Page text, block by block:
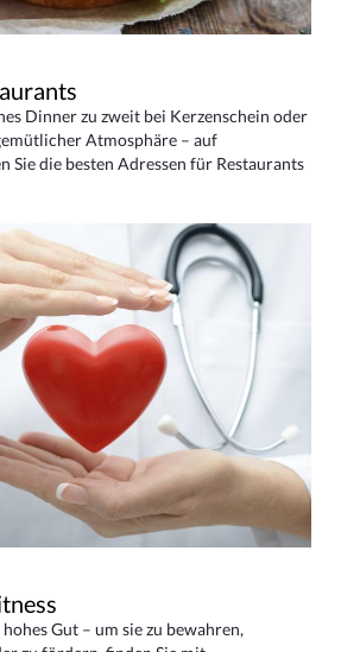
Dinner zu zweit bei Kerzenschein oder
Atmosphäre – auf
Sie die besten Adressen für Restaurants
Gut – um sie zu bewahren,